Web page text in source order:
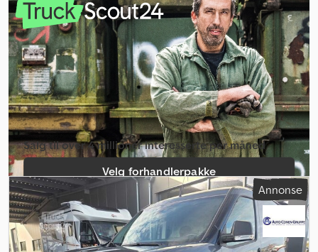
daghytte, girtype: mekanisk, utslippsklasse:Euro 6, fjæring:stål,
total lengde:4 500 mm, total bredde:1 800 mm, total høyde: 1 870
mm, Byggeår:2022, Utstyr:
ABS, cruise control, elektrisk
justerbart speil, elektrisk vindusregulering, parkeringsvarmer,
partikkelfilter, retarder, sekundært drivstofftank, sentral låsing,
spoiler, tilhengerkobling,
Salg til over 4 millioner interesserte per måned
Velg forhandlerpakke
Opprett enkeltannonse
Annonse